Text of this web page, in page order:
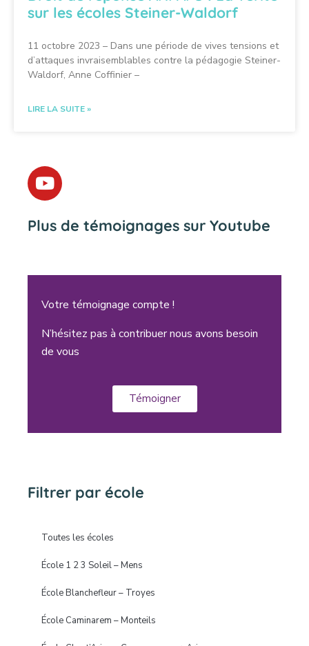
sur les écoles Steiner-Waldorf
11 octobre 2023 – Dans une période de vives tensions et
d’attaques invraisemblables contre la pédagogie Steiner-
Waldorf, Anne Coffinier –
LIRE LA SUITE »
Plus de témoignages sur Youtube
Votre témoignage compte !
N’hésitez pas à contribuer nous avons besoin
de vous
Témoigner
Filtrer par école
Toutes les écoles
École 1 2 3 Soleil – Mens
École Blanchefleur – Troyes
École Caminarem – Monteils